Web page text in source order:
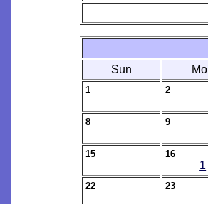
Sun
1 2
8 9
15 16
1
22 23